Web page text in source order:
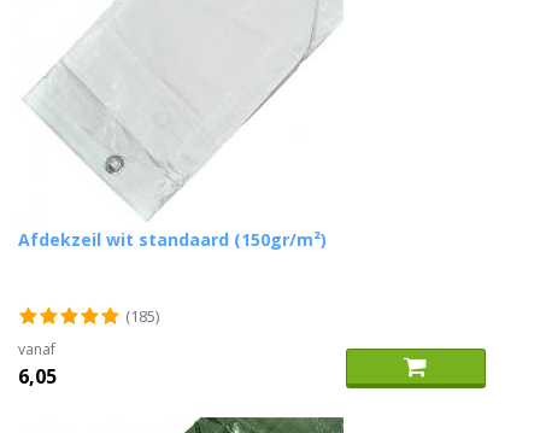
Afdekzeil wit standaard (150gr/m²)
(185)
vanaf
6,05